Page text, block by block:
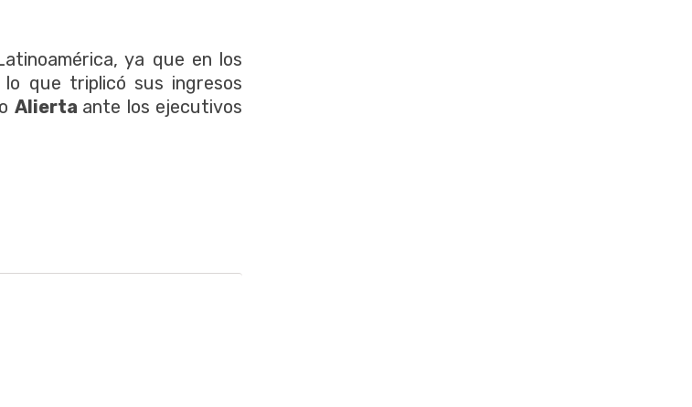
ya que en los
lo que triplicó sus ingresos
Alierta ante los ejecutivos